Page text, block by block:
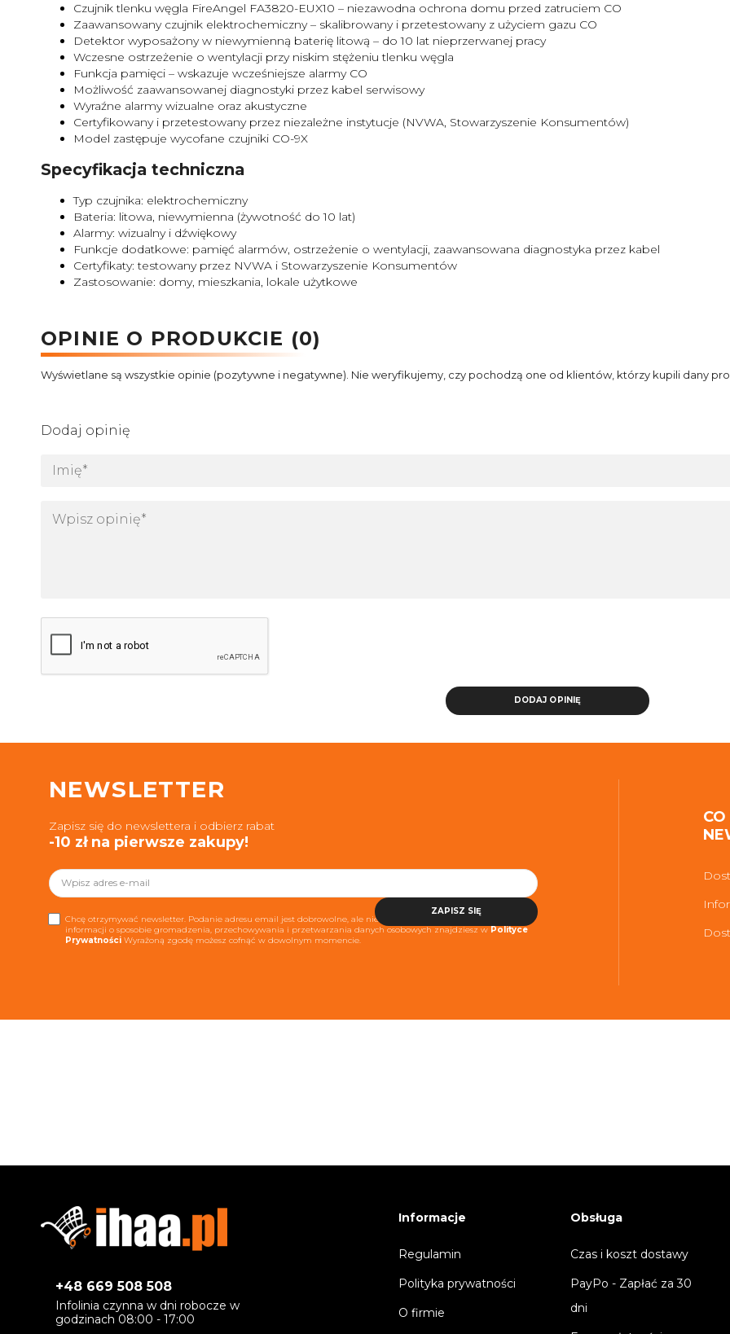
Czujnik tlenku węgla FireAngel FA3820-EUX10 – niezawodna ochrona domu przed zatruciem CO
Zaawansowany czujnik elektrochemiczny – skalibrowany i przetestowany z użyciem gazu CO
Detektor wyposażony w niewymienną baterię litową – do 10 lat nieprzerwanej pracy
Wczesne ostrzeżenie o wentylacji przy niskim stężeniu tlenku węgla
Funkcja pamięci – wskazuje wcześniejsze alarmy CO
Możliwość zaawansowanej diagnostyki przez kabel serwisowy
Wyraźne alarmy wizualne oraz akustyczne
Certyfikowany i przetestowany przez niezależne instytucje (NVWA, Stowarzyszenie Konsumentów)
Model zastępuje wycofane czujniki CO-9X
Specyfikacja techniczna
Typ czujnika: elektrochemiczny
Bateria: litowa, niewymienna (żywotność do 10 lat)
Alarmy: wizualny i dźwiękowy
Funkcje dodatkowe: pamięć alarmów, ostrzeżenie o wentylacji, zaawansowana diagnostyka przez kabel
Certyfikaty: testowany przez NVWA i Stowarzyszenie Konsumentów
Zastosowanie: domy, mieszkania, lokale użytkowe
OPINIE O PRODUKCIE (0)
Wyświetlane są wszystkie opinie (pozytywne i negatywne). Nie weryfikujemy, czy pochodzą one od klientów, którzy kupili dany
Dodaj opinię
DODAJ OPINIĘ
NEWSLETTER
Zapisz się do newslettera i odbierz rabat
-10 zł na pierwsze zakupy!
ZAPISZ SIĘ
Chcę otrzymywać newsletter. Podanie adresu email jest dobrowolne, ale niezbędne do realizacji usługi. Więcej
informacji o sposobie gromadzenia, przechowywania i przetwarzania danych osobowych znajdziesz wPolityce
Prywatności Wyrażoną zgodę możesz cofnąć w dowolnym momencie.
+48 669 508 508
Infolinia czynna w dni robocze w
godzinach 08:00 - 17:00
Informacje
Regulamin
Polityka prywatności
O firmie
Obsługa
Czas i koszt dostawy
PayPo - Zapłać za 30
dni